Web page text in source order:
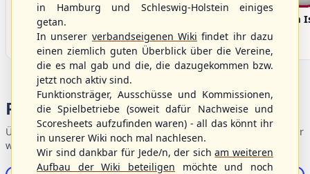
Bargenstedt
Beavers
Fehmarn
Portalbereiche
Übersicht der Verbandsbereiche – wählen Sie einen Einstieg für
weiterführende Informationen.
in Hamburg und Schleswig-Holstein einiges
getan.
In unserer verbandseigenen Wiki findet ihr dazu
einen ziemlich guten Überblick über die Vereine,
die es mal gab und die, die dazugekommen bzw.
jetzt noch aktiv sind.
Funktionsträger, Ausschüsse und Kommissionen,
die Spielbetriebe (soweit dafür Nachweise und
Scoresheets aufzufinden waren) - all das könnt ihr
in unserer Wiki noch mal nachlesen.
Wir sind dankbar für Jede/n, der sicham weiteren
Aufbau der Wiki beteiligen möchte und noch